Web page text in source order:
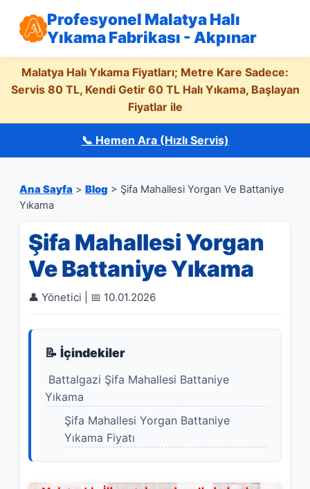
Profesyonel Malatya Halı
Yıkama Fabrikası - Akpınar
Malatya Halı Yıkama Fiyatları; Metre Kare Sadece:
Servis 80 TL, Kendi Getir 60 TL Halı Yıkama, Başlayan
Fiyatlar ile
📞 Hemen Ara (Hızlı Servis)
Ana Sayfa >Blog > Şifa Mahallesi Yorgan Ve Battaniye
Yıkama
Şifa Mahallesi Yorgan
Ve Battaniye Yıkama
👤 Yönetici | 📅 10.01.2026
📝 İçindekiler
Battalgazi Şifa Mahallesi Battaniye
Yıkama
Şifa Mahallesi Yorgan Battaniye
Yıkama Fiyatı